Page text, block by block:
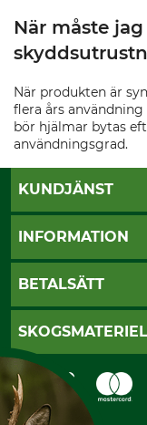
När måste
När produkten är
flera års användning
bör hjälmar bytas
användningsgrad.
KUNDJÄNST
Öppettider
Vanliga frågor
INFORMATION
Butik Vansbro
Köpvillkor - 2025-06-
Dataskydd
Integritetspolicy
BETALSÄTT
Klarna
Faktura
Swish
Om oss
GRUBE-Gruppen
Företagsuppgifter